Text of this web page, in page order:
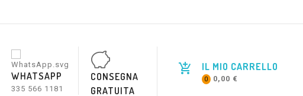
IL MIO CARRELLO
0 0,00 €
WHATSAPP
335 566 1181
CONSEGNA
GRATUITA